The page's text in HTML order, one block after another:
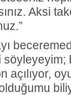
Aksi
söyleyeyim;
açılıyor,